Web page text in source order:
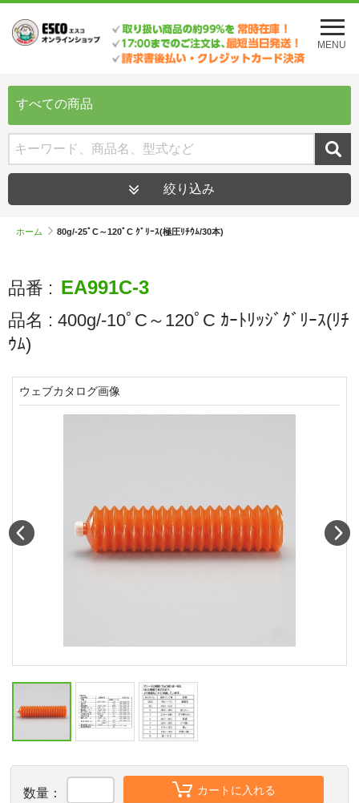
メ
ニ
ュ
を
MENU
すべての商品
絞り込み
ホーム 80g/-25ﾟC～120ﾟC ｸﾞﾘｰｽ(極圧ﾘﾁｳﾑ/30本)
品番 : EA991C-3
品名 : 400g/-10ﾟC～120ﾟC ｶｰﾄﾘｯｼﾞｸﾞﾘｰｽ(ﾘﾁ
ｳﾑ)
数量： カートに入れる
ウェブカタログ画像